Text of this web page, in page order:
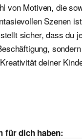
von Motiven, die
Szenen
sicher, dass du
deiner
für dich haben: